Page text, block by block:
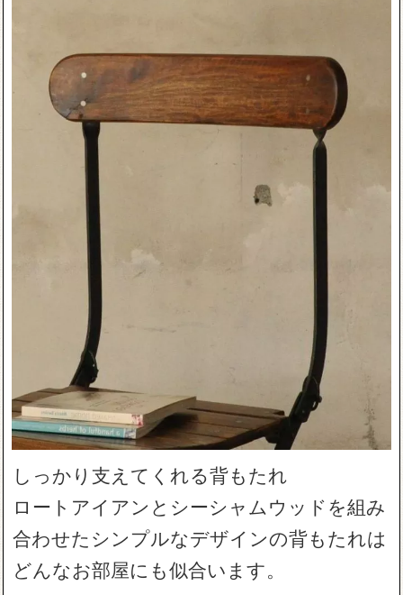
しっかり支えてくれる背もたれ
ロートアイアンとシーシャムウッドを組み
合わせたシンプルなデザインの背もたれは
どんなお部屋にも似合います。